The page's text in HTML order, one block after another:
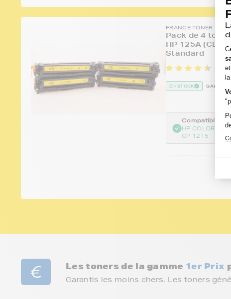
FRANCE TONER
Pack de 4
HP 125A
Standard
11
EN STOCK GARANTIE
Compatible :
HP COLOR
CP 1215
Les toners de la gamme 1er Prix
Garantis les moins chers. Les toners